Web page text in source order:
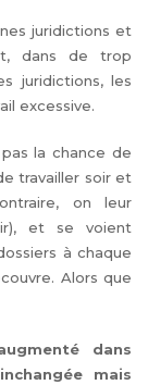
juridictions et
dans de trop
juridictions, les
excessive.
la chance de
travailler soir et
on leur
et se voient
à chaque
Alors que
dans
mais